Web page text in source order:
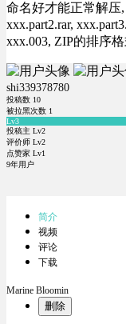
命名好才能正常解压
xxx.part2.rar,
xxx.003, ZIP的排序
shi339378780
投稿数 10
被拉黑次数 1
Lv3
投稿主 Lv2
评价师 Lv2
点赞家 Lv1
9年用户
简介
视频
评论
下载
Marine Bloomin
删除